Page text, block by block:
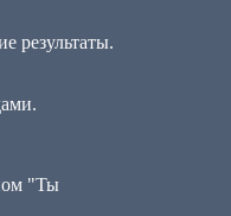
результаты.
"Ты